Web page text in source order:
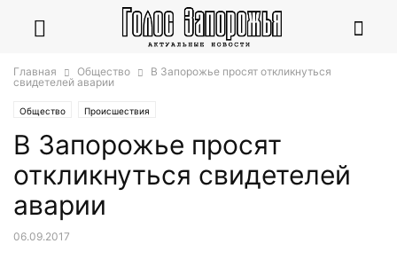
Главная Общество
В Запорожье просят откликнуться
свидетелей аварии
Общество Происшествия
В Запорожье просят
откликнуться свидетелей
аварии
06.09.2017